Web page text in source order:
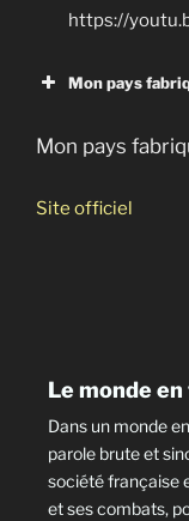
https://
Mon pays
Mon pays
Site officiel
Le monde en
Dans un monde
parole brute et
société française
et ses combats,